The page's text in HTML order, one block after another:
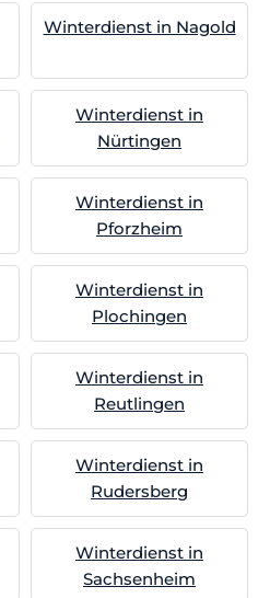
Winterdienst in Nagold
Winterdienst in
Nürtingen
Winterdienst in
Pforzheim
Winterdienst in
Plochingen
Winterdienst in
Reutlingen
Winterdienst in
Rudersberg
Winterdienst in
Sachsenheim